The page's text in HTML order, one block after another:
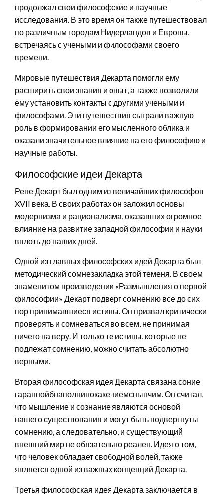
продолжал свои философские и научные
исследования. В это время он также путешествовал
по различным городам Нидерландов и Европы,
встречаясь с учеными и философами своего
времени.
Мировые путешествия Декарта помогли ему
расширить свои знания и опыт, а также позволили
ему установить контакты с другими учеными и
философами. Эти путешествия сыграли важную
роль в формировании его мысленного облика и
оказали значительное влияние на его философию и
научные работы.
Философские идеи Декарта
Рене Декарт был одним из величайших философов
XVII века. В своих работах он заложил основы
модернизма и рационализма, оказавших огромное
влияние на развитие западной философии и науки
вплоть до наших дней.
Одной из главных философских идей Декарта был
методический сомнезакладка этой теменя. В своем
знаменитом произведении «Размышления о первой
философии» Декарт подверг сомнению все до сих
пор принимавшиеся истины. Он призвал критически
проверять и сомневаться во всем, не принимая
ничего на веру. И только те истины, которые не
подлежат сомнению, можно считать абсолютно
верными.
Вторая философская идея Декарта связана соние
гараннойбнаполнинокакениемснынчим. Он считал,
что мышление и сознание являются основой
нашего существования и могут быть подвергнуты
сомнению, а следовательно, и существующий
внешний мир не обязательно реален. Идея о том,
что человек обладает свободной волей, также
является одной из важных концепций Декарта.
Третья философская идея Декарта заключается в